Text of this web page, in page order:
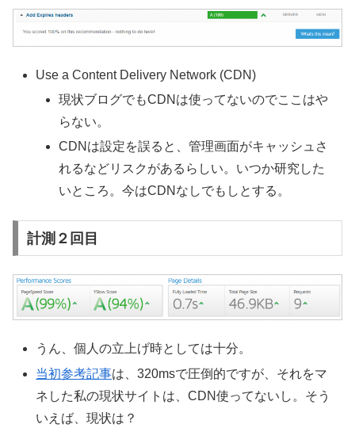
Use a Content Delivery Network (CDN)
現状ブログでもCDNは使ってないのでここはや
らない。
CDNは設定を誤ると、管理画面がキャッシュさ
れるなどリスクがあるらしい。いつか研究した
いところ。今はCDNなしでもしとする。
計測２回目
うん、個人の立上げ時としては十分。
当初参考記事は、320msで圧倒的ですが、それをマ
ネした私の現状サイトは、CDN使ってないし。そう
いえば、現状は？